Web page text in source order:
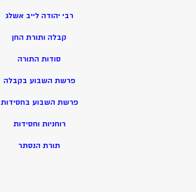
רבי יהודה לייב אשלג
קבלה ותורת החן
סודות התורה
פרשת השבוע בקבלה
פרשת השבוע בחסידות
רוחניות וחסידות
תורת הנסתר